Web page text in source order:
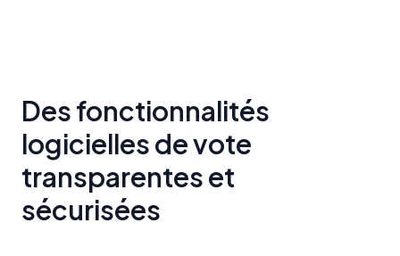
Des fonctionnalités
logicielles de vote
transparentes et
sécurisées